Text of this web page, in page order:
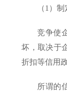
（1）
竞争使
坏，取决于
折扣等信用
所谓的